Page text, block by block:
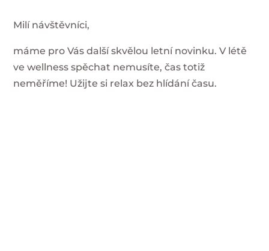
Milí návštěvníci,
máme pro Vás další skvělou letní novinku. V létě
ve wellness spěchat nemusíte, čas totiž
neměříme! Užijte si relax bez hlídání času.